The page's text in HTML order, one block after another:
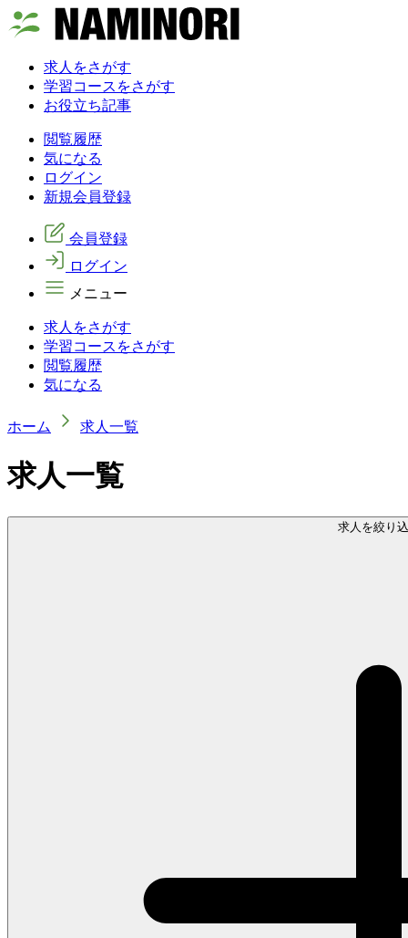
求人をさがす
学習コースをさがす
お役立ち記事
閲覧履歴
気になる
ログイン
新規会員登録
会員登録
ログイン
メニュー
求人をさがす
学習コースをさがす
閲覧履歴
気になる
ホーム 求人一覧
求人一覧
求人を絞り